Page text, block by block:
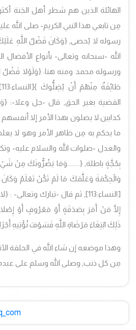
الهائلة الذين هم شطر أهل الجَنة
مِن تابعي هذا النبي الكريم- صلى الله
رسوله لا يُحصى, {وَكَانَ فَضْلُ اللَّهِ
الله -سبحانه وتعالى- بأنواع
ورسوله محمد ومنه هنا:{وَلَوْلا فَضْلُ
طَائِفَةٌ مِنْهُمْ أَنْ يُضِلُّوكَ }[النساء:113
القضية بغير الحق, قال -جل وعلا-:
كذابين لا يضلون بهذا الأمر إلا
ما يحكم به مِن ظاهر الأمر وهو لا
والعدل -صلوات الله والسلام عليه-
بِحُجَّةٍ باطلة,{........وَمَا يَضُرُّونَكَ مِنْ شَيْءٍ
وَالْحِكْمَةَ وَعَلَّمَكَ مَا لَمْ تَكُنْ تَعْلَمُ
[النساء:113]
, ثم قال -تبارك وتعالى- :
إِلَّا مَنْ أَمَرَ بِصَدَقَةٍ أَوْ مَعْرُوفٍ أَوْ
ذَلِكَ ابْتِغَاءَ مَرْضَاةِ اللَّهِ فَسَوْفَ نُؤْتِيهِ
وهذا موضعه إن شاء الله في الحلقة
مِن كل ذنب, وصلى الله وسلم على